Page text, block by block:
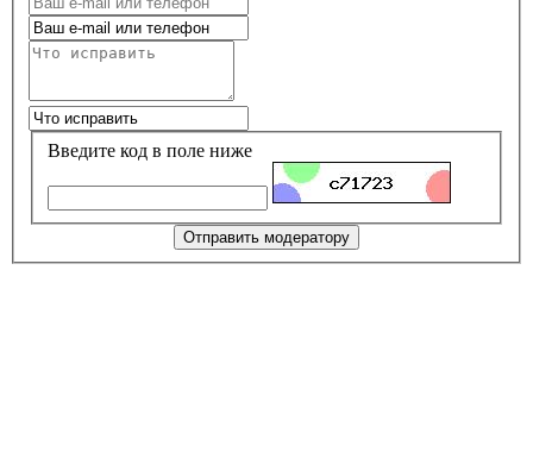
Введите код в поле ниже
Отправить модератору